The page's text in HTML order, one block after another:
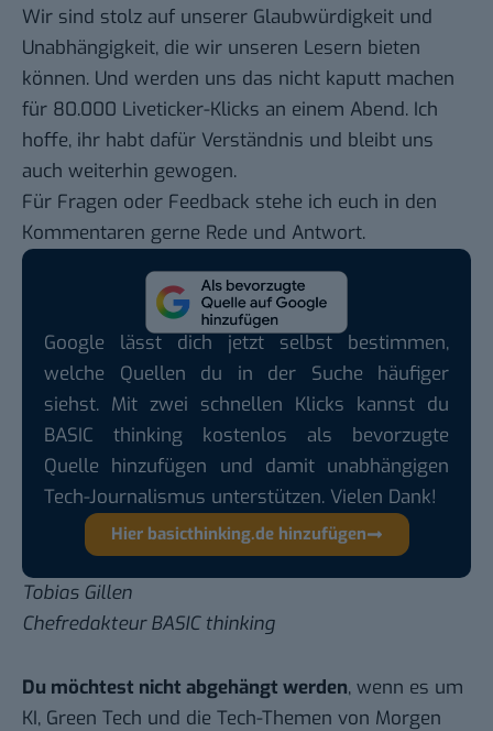
Wir sind stolz auf unserer Glaubwürdigkeit und
Unabhängigkeit, die wir unseren Lesern bieten
können. Und werden uns das nicht kaputt machen
für 80.000 Liveticker-Klicks an einem Abend. Ich
hoffe, ihr habt dafür Verständnis und bleibt uns
auch weiterhin gewogen.
Für Fragen oder Feedback stehe ich euch in den
Kommentaren gerne Rede und Antwort.
Google lässt dich jetzt selbst bestimmen,
welche Quellen du in der Suche häufiger
siehst. Mit zwei schnellen Klicks kannst du
BASIC thinking kostenlos als bevorzugte
Quelle hinzufügen und damit unabhängigen
Tech-Journalismus unterstützen. Vielen Dank!
Hier basicthinking.de hinzufügen
Tobias Gillen
Chefredakteur BASIC thinking
Du möchtest nicht abgehängt werden, wenn es um
KI, Green Tech und die Tech-Themen von Morgen